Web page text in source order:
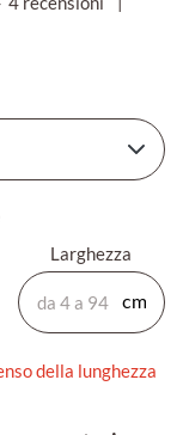
Larghezza
della lunghezza